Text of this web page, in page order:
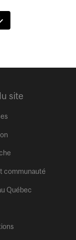
site
communauté
Québec